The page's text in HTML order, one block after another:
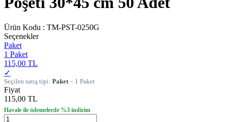
Ürün Kodu : TM-PST-0250G
Seçenekler
Paket
1 Paket
115,00 TL
✓
Seçilen satış tipi: Paket – 1 Paket
Fiyat
115,00 TL
Havale ile ödemelerde %3 indirim